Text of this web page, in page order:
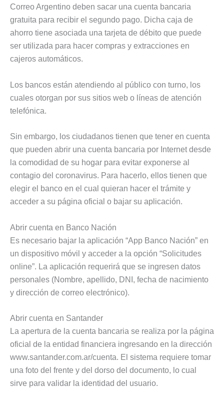
Correo Argentino deben sacar una cuenta bancaria
gratuita para recibir el segundo pago. Dicha caja de
ahorro tiene asociada una tarjeta de débito que puede
ser utilizada para hacer compras y extracciones en
cajeros automáticos.
Los bancos están atendiendo al público con turno, los
cuales otorgan por sus sitios web o líneas de atención
telefónica.
Sin embargo, los ciudadanos tienen que tener en cuenta
que pueden abrir una cuenta bancaria por Internet desde
la comodidad de su hogar para evitar exponerse al
contagio del coronavirus. Para hacerlo, ellos tienen que
elegir el banco en el cual quieran hacer el trámite y
acceder a su página oficial o bajar su aplicación.
Abrir cuenta en Banco Nación
Es necesario bajar la aplicación “App Banco Nación” en
un dispositivo móvil y acceder a la opción “Solicitudes
online”. La aplicación requerirá que se ingresen datos
personales (Nombre, apellido, DNI, fecha de nacimiento
y dirección de correo electrónico).
Abrir cuenta en Santander
La apertura de la cuenta bancaria se realiza por la página
oficial de la entidad financiera ingresando en la dirección
www.santander.com.ar/cuenta. El sistema requiere tomar
una foto del frente y del dorso del documento, lo cual
sirve para validar la identidad del usuario.